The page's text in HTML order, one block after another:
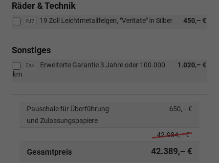
Räder & Technik
PJ7 450,– €
19 Zoll Leichtmetallfelgen, "Veritate" in Silber
Sonstiges
EA4 1.020,– €
Erweiterte Garantie 3 Jahre oder 100.000
km
Pauschale für Überführung
und Zulassungspapiere
650,– €
42.984,– €
Gesamtpreis 42.389,– €